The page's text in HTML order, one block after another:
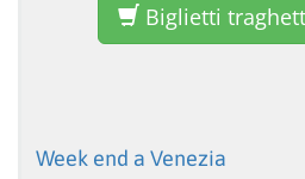
Biglietti
Week end a Venezia